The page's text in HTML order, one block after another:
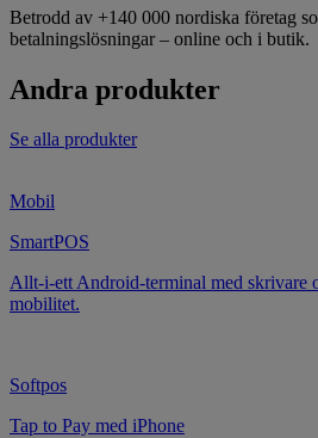
Betrodd av +140 000 nordiska företag
betalningslösningar – online och i butik.
Andra produkter
Se alla produkter
Mobil
SmartPOS
Allt-i-ett Android-terminal med skrivare
mobilitet.
Softpos
Tap to Pay med iPhone